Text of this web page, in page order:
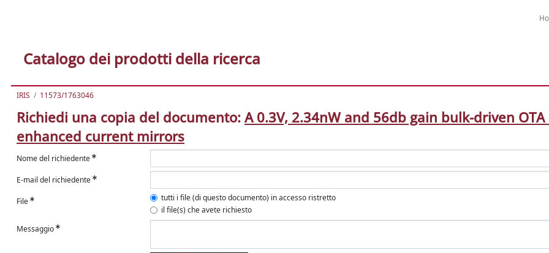
Catalogo dei prodotti della ricerca
IRIS 11573/1763046
Richiedi una copia del documento: A 0.3V, 2.34nW and 56db gain bulk-driven
enhanced current mirrors
Nome del richiedente
E-mail del richiedente
File
tutti i file (di questo documento) in accesso ristretto
il file(s) che avete richiesto
Messaggio